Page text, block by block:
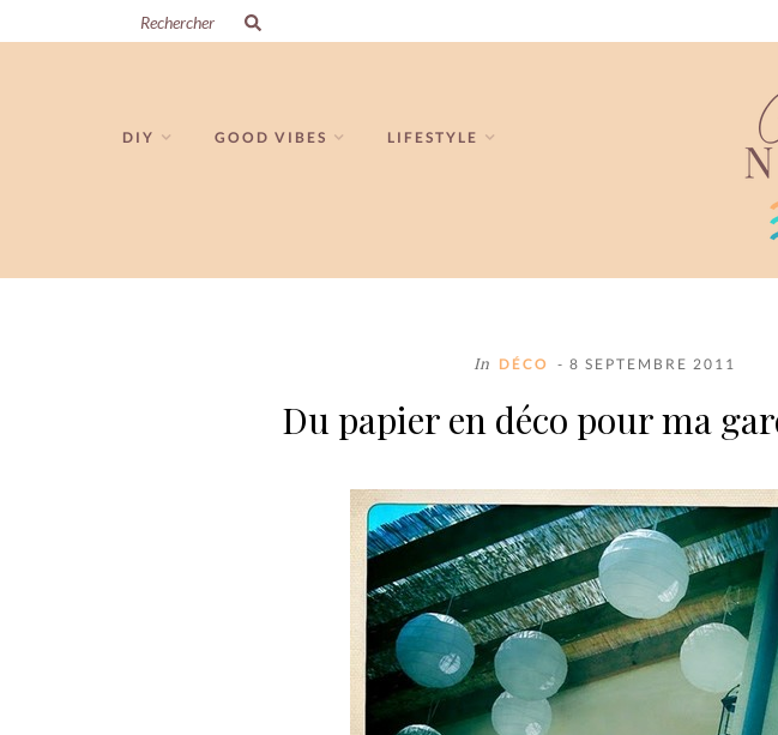
DIY GOOD VIBES LIFESTYLE
In DÉCO - 8 SEPTEMBRE 2011
Du papier en déco pour ma